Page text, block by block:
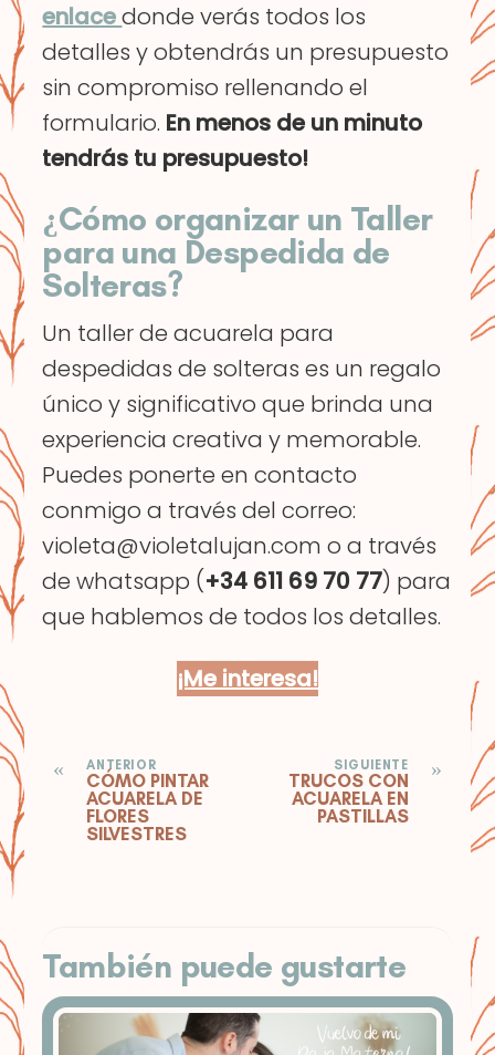
enlacedonde verás todos los
detalles y obtendrás un presupuesto
sin compromiso rellenando el
formulario. En menos de un minuto
tendrás tu presupuesto!
¿Cómo organizar un Taller
para una Despedida de
Solteras?
Un taller de acuarela para
despedidas de solteras es un regalo
único y significativo que brinda una
experiencia creativa y memorable.
Puedes ponerte en contacto
conmigo a través del correo:
violeta@violetalujan.com o a través
de whatsapp (+34 611 69 70 77) para
que hablemos de todos los detalles.
¡Me interesa!
« ANTERIOR
CÓMO PINTAR
ACUARELA DE
FLORES
SILVESTRES
»
SIGUIENTE
TRUCOS CON
ACUARELA EN
PASTILLAS
También puede gustarte